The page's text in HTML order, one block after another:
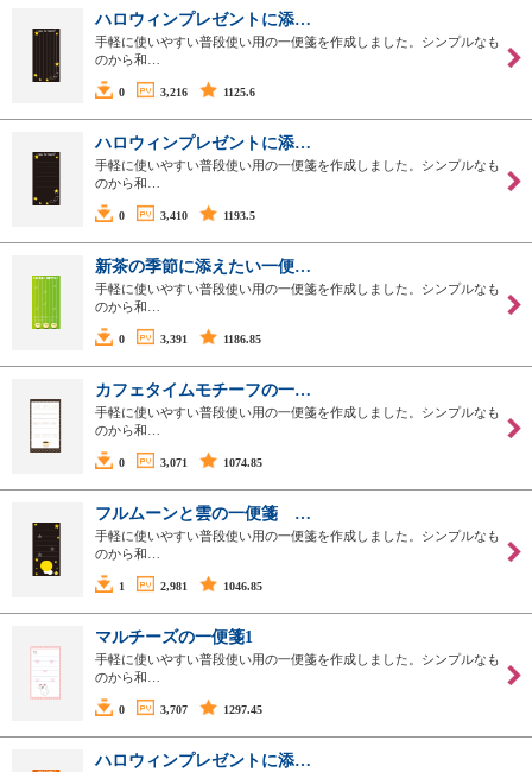
ハロウィンプレゼントに添…
手軽に使いやすい普段使い用の一便箋を作成しました。シンプルなも
のから和…
0 3,216 1125.6
ハロウィンプレゼントに添…
手軽に使いやすい普段使い用の一便箋を作成しました。シンプルなも
のから和…
0 3,410 1193.5
新茶の季節に添えたい一便…
手軽に使いやすい普段使い用の一便箋を作成しました。シンプルなも
のから和…
0 3,391 1186.85
カフェタイムモチーフの一…
手軽に使いやすい普段使い用の一便箋を作成しました。シンプルなも
のから和…
0 3,071 1074.85
フルムーンと雲の一便箋 …
手軽に使いやすい普段使い用の一便箋を作成しました。シンプルなも
のから和…
1 2,981 1046.85
マルチーズの一便箋1
手軽に使いやすい普段使い用の一便箋を作成しました。シンプルなも
のから和…
0 3,707 1297.45
ハロウィンプレゼントに添…